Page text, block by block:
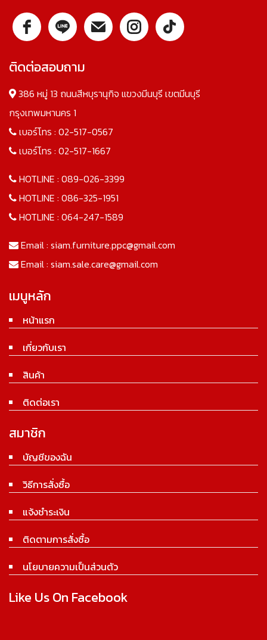
ติดต่อสอบถาม
386 หมู่ 13 ถนนสีหบุรานุกิจ แขวงมีนบุรี เขตมีนบุรี
กรุงเทพมหานคร 1
เบอร์โทร : 02-517-0567
เบอร์โทร : 02-517-1667
HOTLINE : 089-026-3399
HOTLINE : 086-325-1951
HOTLINE : 064-247-1589
Email : siam.furniture.ppc@gmail.com
Email : siam.sale.care@gmail.com
เมนูหลัก
หน้าแรก
เกี่ยวกับเรา
สินค้า
ติดต่อเรา
สมาชิก
บัญชีของฉัน
วิธีการสั่งซื้อ
แจ้งชำระเงิน
ติดตามการสั่งซื้อ
นโยบายความเป็นส่วนตัว
Like Us On Facebook